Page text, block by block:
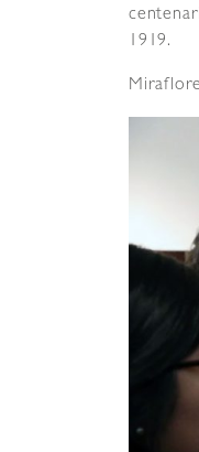
1919.